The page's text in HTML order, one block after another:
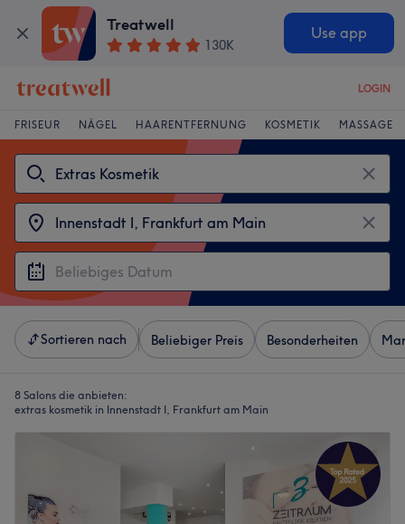
Treatwell
130K
Use app
LOGIN
FRISEUR NÄGEL HAARENTFERNUNG KOSMETIK MASSAGE
Sortieren nach Beliebiger Preis Besonderheiten
8 Salons die anbieten:
extras kosmetik in Innenstadt I, Frankfurt am Main